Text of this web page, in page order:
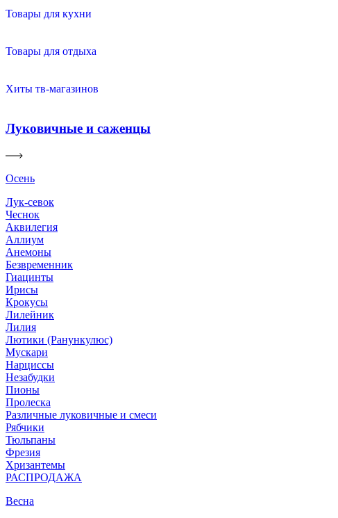
Товары для кухни
Товары для отдыха
Хиты тв-магазинов
Луковичные и саженцы
Осень
Лук-севок
Чеснок
Аквилегия
Аллиум
Анемоны
Безвременник
Гиацинты
Ирисы
Крокусы
Лилейник
Лилия
Лютики (Ранункулюс)
Мускари
Нарцисcы
Незабудки
Пионы
Пролеска
Различные луковичные и смеси
Рябчики
Тюльпаны
Фрезия
Хризантемы
РАСПРОДАЖА
Весна